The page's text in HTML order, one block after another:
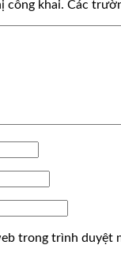
công khai. Các
trong trình duyệt